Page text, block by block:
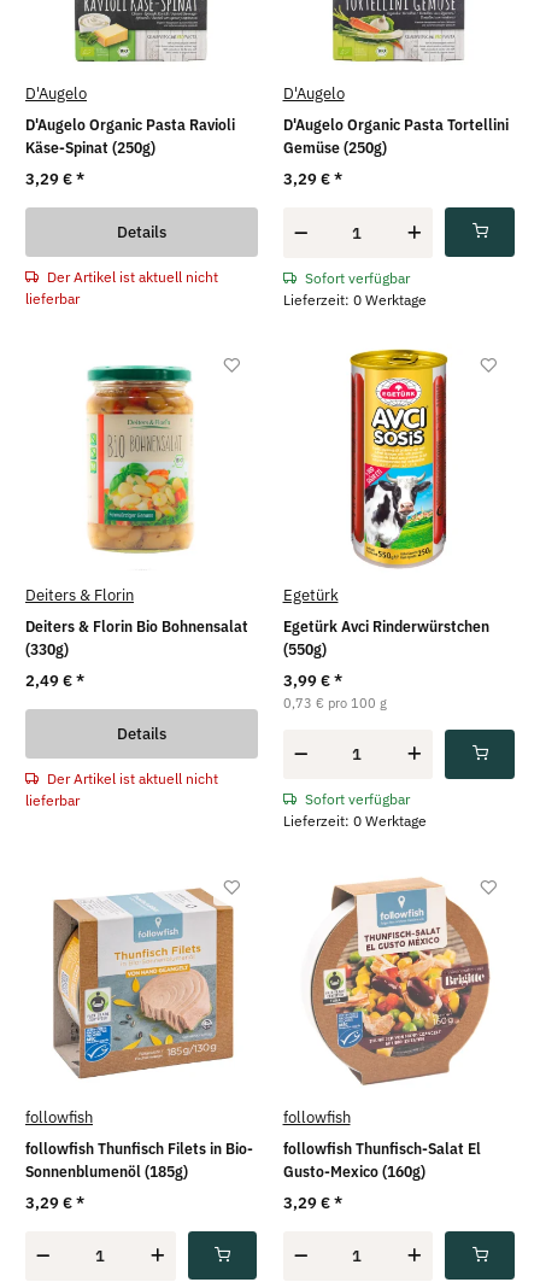
D'Augelo
D'Augelo Organic Pasta Ravioli
Käse-Spinat (250g)
3,29 €*
Details
Der Artikel ist aktuell nicht
lieferbar
D'Augelo
D'Augelo Organic Pasta Tortellini
Gemüse (250g)
3,29 €*
Sofort verfügbar
Lieferzeit: 0 Werktage
Deiters & Florin
Deiters & Florin Bio Bohnensalat
(330g)
2,49 €*
Details
Der Artikel ist aktuell nicht
lieferbar
Egetürk
Egetürk Avci Rinderwürstchen
(550g)
3,99 €*
0,73 € pro 100 g
Sofort verfügbar
Lieferzeit: 0 Werktage
followfish
followfish Thunfisch Filets in Bio-
Sonnenblumenöl (185g)
3,29 €*
followfish
followfish Thunfisch-Salat El
Gusto-Mexico (160g)
3,29 €*